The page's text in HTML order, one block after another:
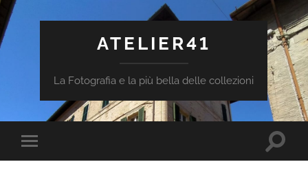
ATELIER41
La Fotografia e la più bella delle collezioni
Attiva/disattiva
il